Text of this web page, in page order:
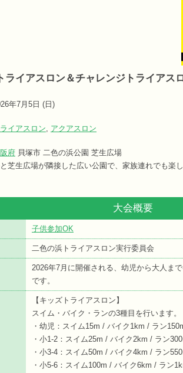
ライアスロン＆チャレンジトライアス
年7月5日 ( 日 )
ライアスロン, アクアスロン
府 貝塚市 二色の浜公園 芝生広場
芝生広場が隣接した広い公園で、家族連れでも楽
大会概要
子供参加OK
二色の浜トライアスロン実行委員会
2026年7月に開催される、幼児から大人ま
です。
【キッズトライアスロン】
スイム・バイク・ランの3種目を行います。
・幼児：スイム15m / バイク1km / ラン
・小1-2：スイム25m / バイク2km / ラン
・小3-4：スイム50m / バイク4km / ラン
・小5-6：スイム100m / バイク6km / ラン